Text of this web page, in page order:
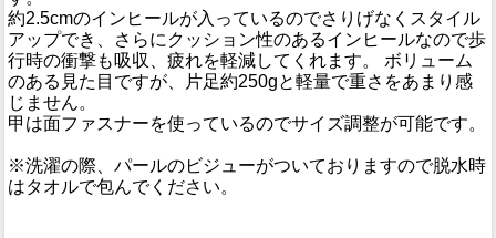
約2.5cmのインヒールが入っているのでさりげなくスタイル
アップでき、さらにクッション性のあるインヒールなので歩
行時の衝撃も吸収、疲れを軽減してくれます。 ボリューム
のある見た目ですが、片足約250gと軽量で重さをあまり感
じません。
甲は面ファスナーを使っているのでサイズ調整が可能です。
※洗濯の際、パールのビジューがついておりますので脱水時
はタオルで包んでください。